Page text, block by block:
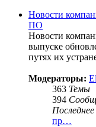
Новости
ПО
Новости
выпуске
путях их
Модераторы:
363 Темы
394
пр…